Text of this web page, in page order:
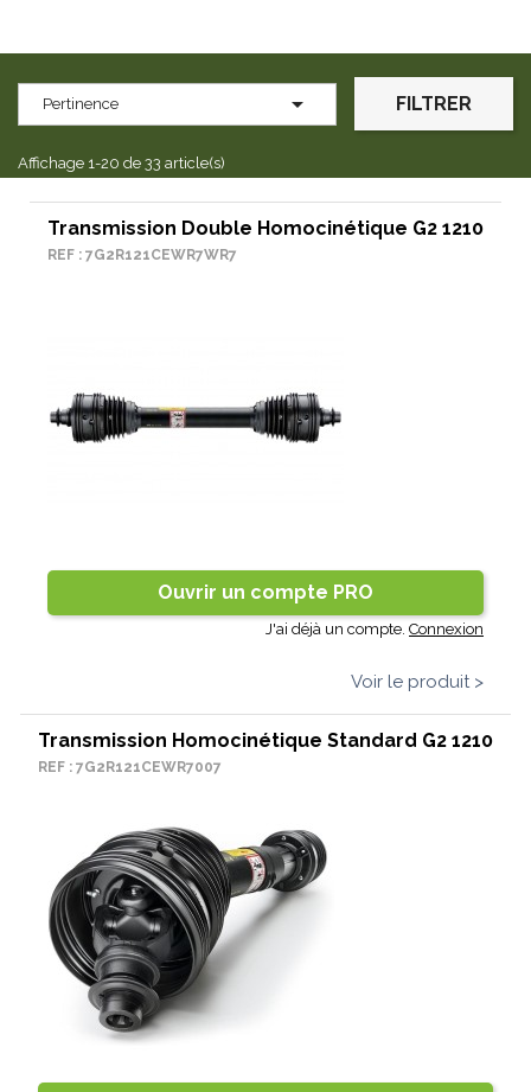
Pertinence  FILTRER
Affichage 1-20 de 33 article(s)
Transmission Double Homocinétique G2 1210
REF : 7G2R121CEWR7WR7
Ouvrir un compte PRO
J'ai déjà un compte. Connexion
Voir le produit >
Transmission Homocinétique Standard G2 1210
REF : 7G2R121CEWR7007